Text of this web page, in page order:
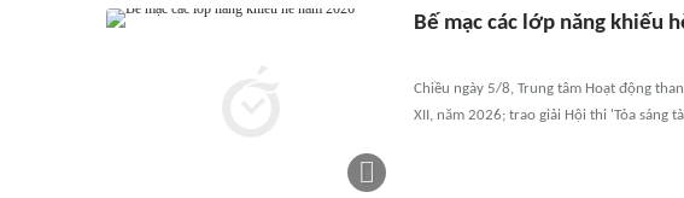
Bế mạc các lớp năng khiếu
Chiều ngày 5/8, Trung tâm Hoạt động
XII, năm 2026; trao giải Hội thi 'Tỏa sáng